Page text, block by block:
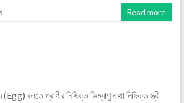
Read more
বলতে প্রাণীর নিষিক্ত ডিম্বাণু তথা নিষিক্ত স্ত্রী